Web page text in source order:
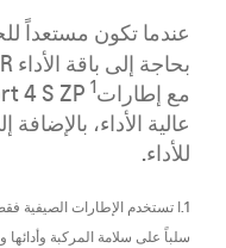
عندما تكون مستعداً
مع إطارات1
عالية الأداء،
للأداء.
1.ا تستخدم الإطارات
سلباً على سلامة المركبة